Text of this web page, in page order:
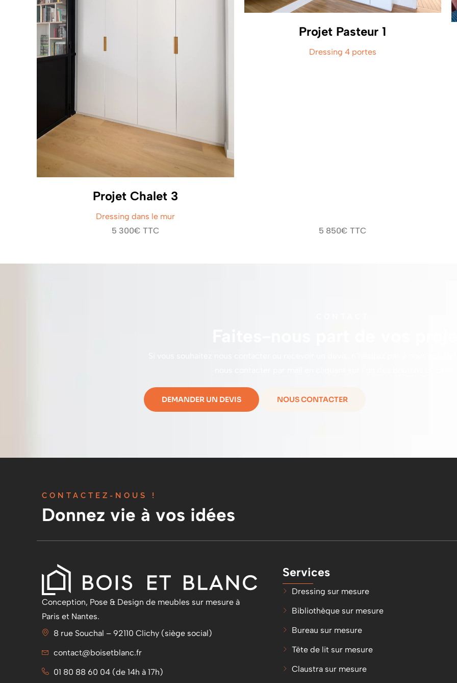
Projet Chalet 3
Dressing dans le mur
5 300€ TTC
Projet Pasteur 1
Dressing 4 portes
5 850€ TTC
DEMANDER UN DEVIS NOUS CONTACTER
CONTACTEZ-NOUS !
Donnez vie à vos idées
Conception, Pose & Design de meubles sur mesure à
Paris et Nantes.
8 rue Souchal – 92110 Clichy (siège social)
contact@boisetblanc.fr
01 80 88 60 04 (de 14h à 17h)
Services
Dressing sur mesure
Bibliothèque sur mesure
Bureau sur mesure
Tête de lit sur mesure
Claustra sur mesure